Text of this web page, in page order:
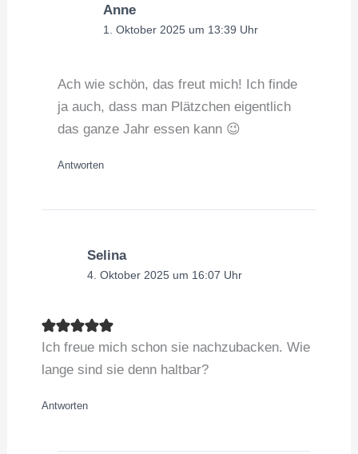
Anne
1. Oktober 2025 um 13:39 Uhr
Ach wie schön, das freut mich! Ich finde
ja auch, dass man Plätzchen eigentlich
das ganze Jahr essen kann 😉
Antworten
Selina
4. Oktober 2025 um 16:07 Uhr
Ich freue mich schon sie nachzubacken. Wie
lange sind sie denn haltbar?
Antworten